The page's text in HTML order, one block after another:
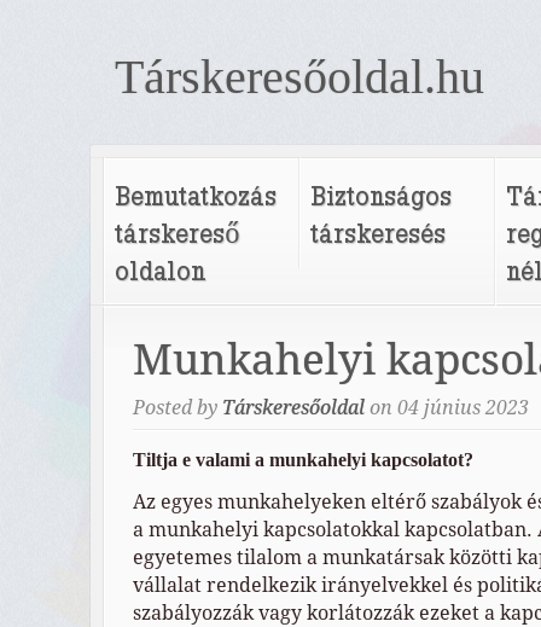
Társkeresőoldal.hu
Bemutatkozás
társkereső
oldalon
Biztonságos
társkeresés
Munkahelyi
Posted by Társkeresőoldal on 04 június 2023
Tiltja e valami a munkahelyi kapcsolatot?
Az egyes munkahelyeken eltérő szabályok
a munkahelyi kapcsolatokkal kapcsolatban.
egyetemes tilalom a munkatársak közötti
vállalat rendelkezik irányelvekkel és
szabályozzák vagy korlátozzák ezeket a